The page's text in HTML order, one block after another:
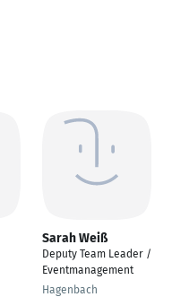
Sarah Weiß
Deputy Team Leader /
Eventmanagement
Hagenbach